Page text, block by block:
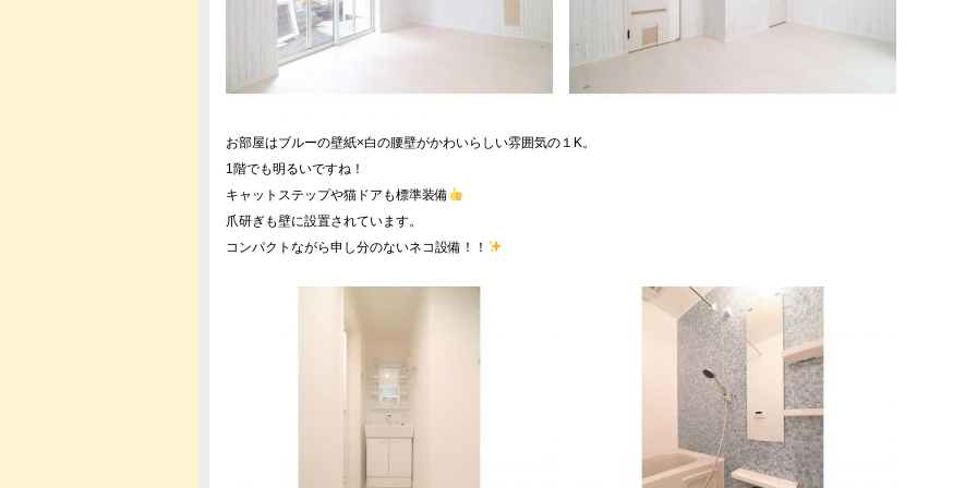
お部屋はブルーの壁紙×白の腰壁がかわいらしい雰囲気の１K。
1階でも明るいですね！
キャットステップや猫ドアも標準装備
爪研ぎも壁に設置されています。
コンパクトながら申し分のないネコ設備！！